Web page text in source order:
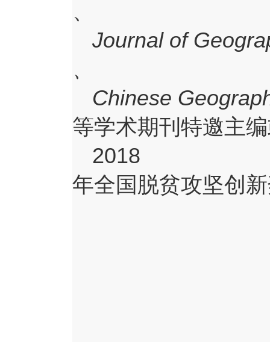
、
Journal of
、
Chinese
等学术期刊特邀主
2018
年全国脱贫攻坚创